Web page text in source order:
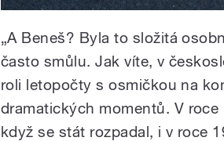
„A Beneš? Byla to složitá
často smůlu. Jak víte, v
roli letopočty s osmičkou na
dramatických momentů. V
když se stát rozpadal, i v roce